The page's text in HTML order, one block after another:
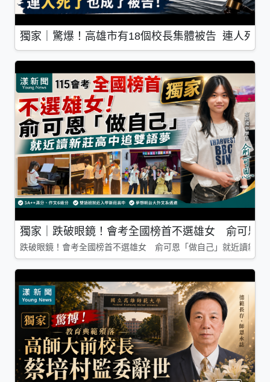
獨家｜驚爆！高雄市有18個校長集體被告 連人死了
獨家｜跌破眼鏡！會考全國榜首不選雄女 俞可恩
跌破眼鏡！會考全國榜首不選雄女 俞可恩「做自己」就近讀新莊